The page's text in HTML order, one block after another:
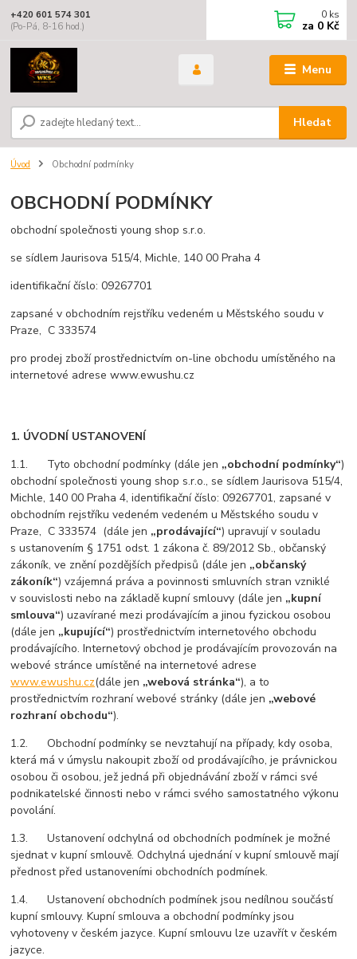
Menu
Hledat
+420 601 574 301
(Po-Pá, 8-16 hod.)
0 ks
za 0 Kč
Úvod Obchodní podmínky
OBCHODNÍ PODMÍNKY
obchodní společnosti young shop s.r.o.
se sídlem Jaurisova 515/4, Michle, 140 00 Praha 4
identifikační číslo: 09267701
zapsané v obchodním rejstříku vedeném u Městského soudu v
Praze, C 333574
pro prodej zboží prostřednictvím on-line obchodu umístěného na
internetové adresewww.ewushu.cz
1. ÚVODNÍ USTANOVENÍ
1.1. Tyto obchodní podmínky (dále jen „obchodní podmínky“)
obchodní společnosti young shop s.r.o., se sídlem Jaurisova 515/4,
Michle, 140 00 Praha 4, identifikační číslo: 09267701, zapsané v
obchodním rejstříku vedeném vedeném u Městského soudu v
Praze, C 333574 (dále jen „prodávající“) upravují v souladu
s ustanovením § 1751 odst. 1 zákona č. 89/2012 Sb., občanský
zákoník, ve znění pozdějších předpisů (dále jen „občanský
zákoník“) vzájemná práva a povinnosti smluvních stran vzniklé
v souvislosti nebo na základě kupní smlouvy (dále jen „kupní
smlouva“) uzavírané mezi prodávajícím a jinou fyzickou osobou
(dále jen „kupující“) prostřednictvím internetového obchodu
prodávajícího. Internetový obchod je prodávajícím provozován na
webové stránce umístěné na internetové adrese
www.ewushu.cz(dále jen „webová stránka“), a to
prostřednictvím rozhraní webové stránky (dále jen „webové
rozhraní obchodu“).
1.2. Obchodní podmínky se nevztahují na případy, kdy osoba,
která má v úmyslu nakoupit zboží od prodávajícího, je právnickou
osobou či osobou, jež jedná při objednávání zboží v rámci své
podnikatelské činnosti nebo v rámci svého samostatného výkonu
povolání.
1.3. Ustanovení odchylná od obchodních podmínek je možné
sjednat v kupní smlouvě. Odchylná ujednání v kupní smlouvě mají
přednost před ustanoveními obchodních podmínek.
1.4. Ustanovení obchodních podmínek jsou nedílnou součástí
kupní smlouvy. Kupní smlouva a obchodní podmínky jsou
vyhotoveny v českém jazyce. Kupní smlouvu lze uzavřít v českém
jazyce.